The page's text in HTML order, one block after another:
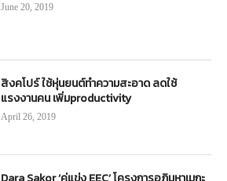
June 20, 2019
สิงคโปร์ ใช้หุ่นยนต์ทำความสะอาด ลดใช้
แรงงานคน เพิ่มproductivity
April 26, 2019